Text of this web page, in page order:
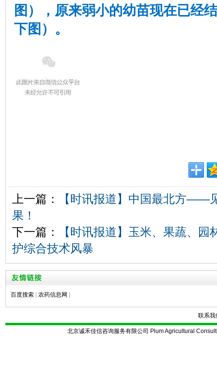
图），原来弱小的幼苗现在已经
下图）。
上一篇：
【时讯报道】中国最北方——
果！
下一篇：
【时讯报道】玉米、果蔬、
护综合技术风暴
百度搜索 农药信息网
联系我
北京诚禾佳信咨询服务有限公司 Plum Agricultural